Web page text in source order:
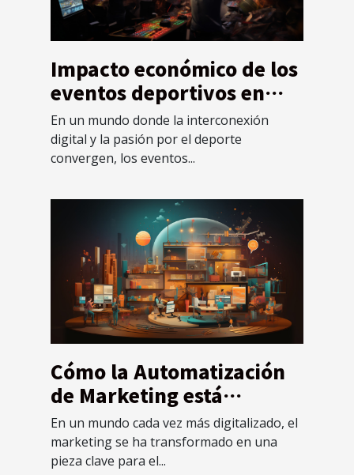
Impacto económico de los
eventos deportivos en
casinos virtuales y físicos
En un mundo donde la interconexión
digital y la pasión por el deporte
convergen, los eventos...
Cómo la Automatización
de Marketing está
Cambiando el Panorama
de las PYMES en 2023
En un mundo cada vez más digitalizado, el
marketing se ha transformado en una
pieza clave para el...